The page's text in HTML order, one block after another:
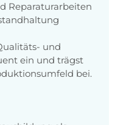
Reparaturarbeiten
und
ein und trägst
bei.